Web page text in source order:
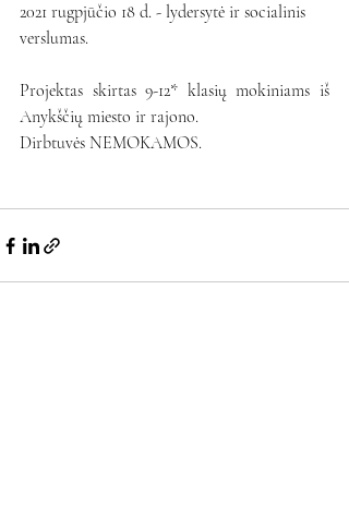
2021 rugpjūčio 18 d. - lydersytė ir socialinis
verslumas.
Projektas skirtas 9-12* klasių mokiniams iš
Anykščių miesto ir rajono.
Dirbtuvės NEMOKAMOS.